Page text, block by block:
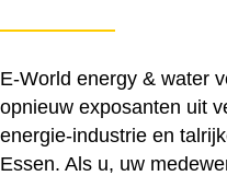
E-World energy & water
opnieuw exposanten uit
energie-industrie en
Essen. Als u, uw